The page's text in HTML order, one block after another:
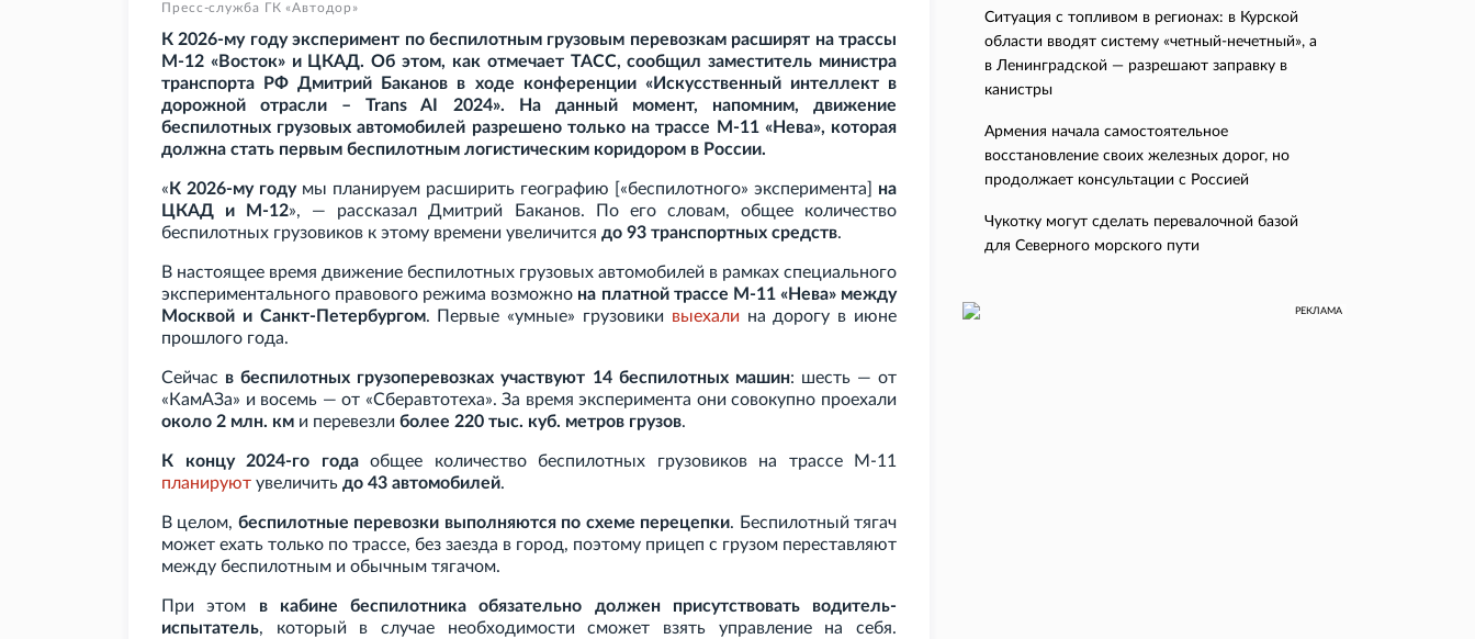
Пресс-служба ГК «Автодор»
К 2026-му году эксперимент по беспилотным грузовым перевозкам расширят на трассы
М-12 «Восток» и ЦКАД. Об этом, как отмечает ТАСС, сообщил заместитель министра
транспорта РФ Дмитрий Баканов в ходе конференции «Искусственный интеллект в
дорожной отрасли – Trans AI 2024». На данный момент, напомним, движение
беспилотных грузовых автомобилей разрешено только на трассе М-11 «Нева», которая
должна стать первым беспилотным логистическим коридором в России.
« К 2026-му годумы планируем расширить географию [«беспилотного» эксперимента] на
ЦКАД и М-12», — рассказал Дмитрий Баканов. По его словам, общее количество
беспилотных грузовиков к этому времени увеличится до 93 транспортных средств.
В настоящее время движение беспилотных грузовых автомобилей в рамках специального
экспериментального правового режима возможно на платной трассе М-11 «Нева» между
Москвой и Санкт-Петербургом. Первые «умные» грузовики выехали на дорогу в июне
прошлого года.
Сейчас в беспилотных грузоперевозках участвуют 14 беспилотных машин: шесть — от
«КамАЗа» и восемь — от «Сберавтотеха». За время эксперимента они совокупно проехали
около 2 млн. км и перевезли более 220 тыс. куб. метров грузов.
К концу 2024-го годаобщее количество беспилотных грузовиков на трассе М-11
планируют увеличить до 43 автомобилей.
В целом, беспилотные перевозки выполняются по схеме перецепки. Беспилотный тягач
может ехать только по трассе, без заезда в город, поэтому прицеп с грузом переставляют
между беспилотным и обычным тягачом.
При этом в кабине беспилотника обязательно должен присутствовать водитель-
испытатель, который в случае необходимости сможет взять управление на себя.
Ситуация с топливом в регионах: в Курской
области вводят систему «четный-нечетный», а
в Ленинградской — разрешают заправку в
канистры
Армения начала самостоятельное
восстановление своих железных дорог, но
продолжает консультации с Россией
Чукотку могут сделать перевалочной базой
для Северного морского пути
РЕКЛАМА